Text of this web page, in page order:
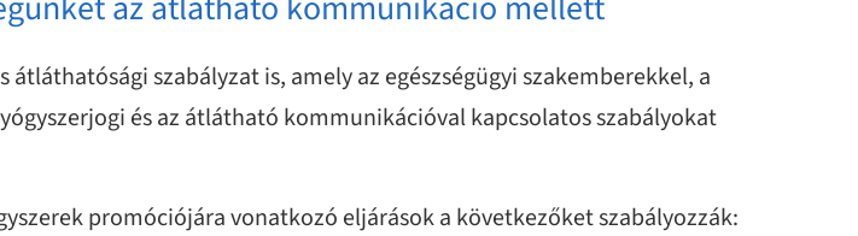
szabályzat is, amely az egészségügyi szakemberekkel, a
és az átlátható kommunikációval kapcsolatos szabályokat
promóciójára vonatkozó eljárások a következőket szabályozzák: